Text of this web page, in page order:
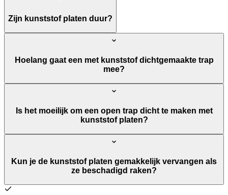
Zijn kunststof platen duur?
Hoelang gaat een met kunststof dichtgemaakte trap
mee?
Is het moeilijk om een open trap dicht te maken met
kunststof platen?
Kun je de kunststof platen gemakkelijk vervangen als
ze beschadigd raken?